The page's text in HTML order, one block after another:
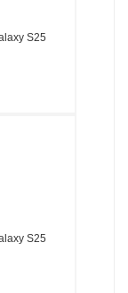
S25
S25